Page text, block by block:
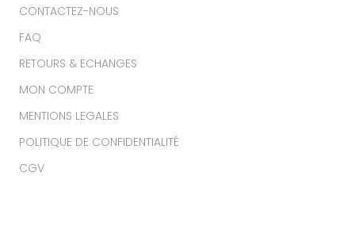
CONTACTEZ-NOUS
FAQ
RETOURS & ECHANGES
MON COMPTE
MENTIONS LEGALES
POLITIQUE DE CONFIDENTIALITÉ
CGV